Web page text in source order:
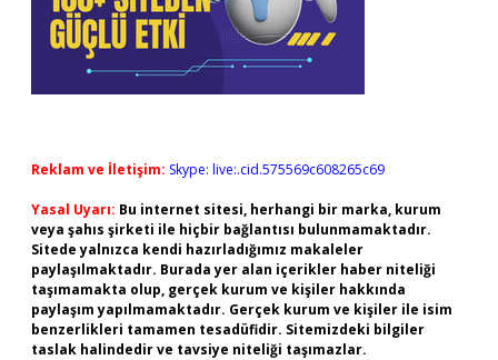
Reklam ve İletişim: Skype: live:.cid.575569c608265c69
Yasal Uyarı: Bu internet sitesi, herhangi bir marka, kurum
veya şahıs şirketi ile hiçbir bağlantısı bulunmamaktadır.
Sitede yalnızca kendi hazırladığımız makaleler
paylaşılmaktadır. Burada yer alan içerikler haber niteliği
taşımamakta olup, gerçek kurum ve kişiler hakkında
paylaşım yapılmamaktadır. Gerçek kurum ve kişiler ile isim
benzerlikleri tamamen tesadüfidir. Sitemizdeki bilgiler
taslak halindedir ve tavsiye niteliği taşımazlar.